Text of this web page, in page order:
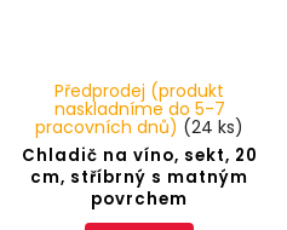
Chladič na víno, sekt, 20
cm, stříbrný s matným
povrchem
Předprodej (produkt
naskladníme do 5-7
pracovních dnů) (24 ks)